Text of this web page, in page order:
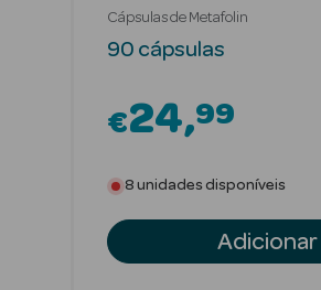
Cápsulas de Metafolin
90 cápsulas
€24 99
8 unidades disponíveis
Adicionar